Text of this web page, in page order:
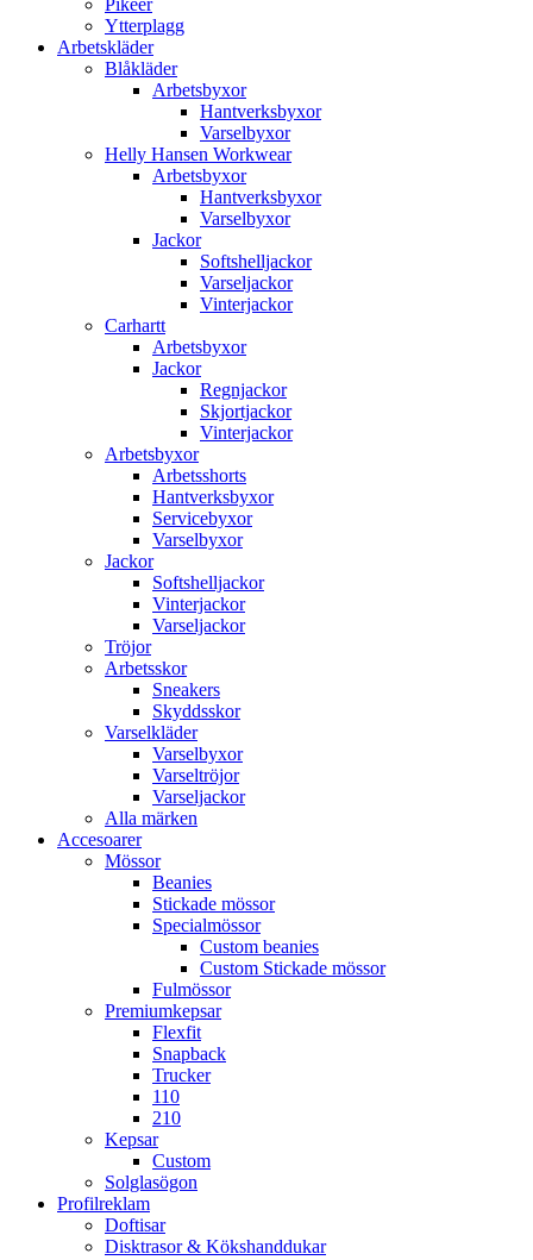
Pikéer
Ytterplagg
Arbetskläder
Blåkläder
Arbetsbyxor
Hantverksbyxor
Varselbyxor
Helly Hansen Workwear
Arbetsbyxor
Hantverksbyxor
Varselbyxor
Jackor
Softshelljackor
Varseljackor
Vinterjackor
Carhartt
Arbetsbyxor
Jackor
Regnjackor
Skjortjackor
Vinterjackor
Arbetsbyxor
Arbetsshorts
Hantverksbyxor
Servicebyxor
Varselbyxor
Jackor
Softshelljackor
Vinterjackor
Varseljackor
Tröjor
Arbetsskor
Sneakers
Skyddsskor
Varselkläder
Varselbyxor
Varseltröjor
Varseljackor
Alla märken
Accesoarer
Mössor
Beanies
Stickade mössor
Specialmössor
Custom beanies
Custom Stickade mössor
Fulmössor
Premiumkepsar
Flexfit
Snapback
Trucker
110
210
Kepsar
Custom
Solglasögon
Profilreklam
Doftisar
Disktrasor & Kökshanddukar